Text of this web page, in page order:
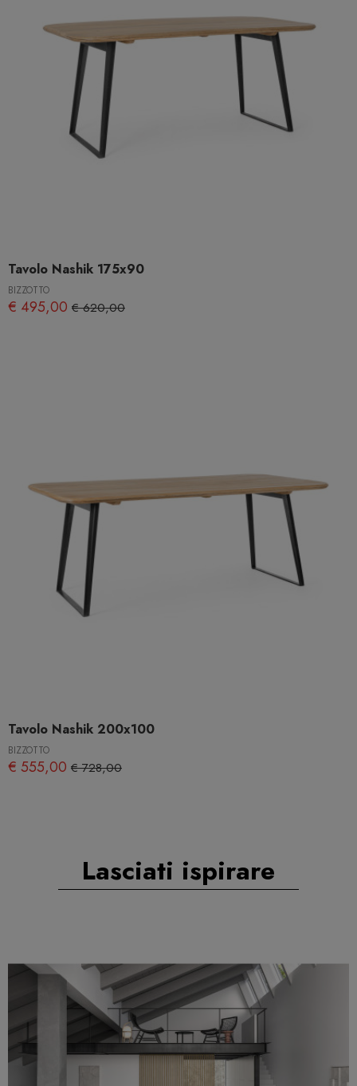
Tavolo Nashik 175x90
BIZZOTTO
€ 495,00 € 620,00
Tavolo Nashik 200x100
BIZZOTTO
€ 555,00 € 728,00
Lasciati ispirare